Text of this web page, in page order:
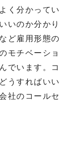
く分かってい
いのか分かり
ど雇用形態の
モチベーショ
でいます。コ
うすればいい
社のコールセ